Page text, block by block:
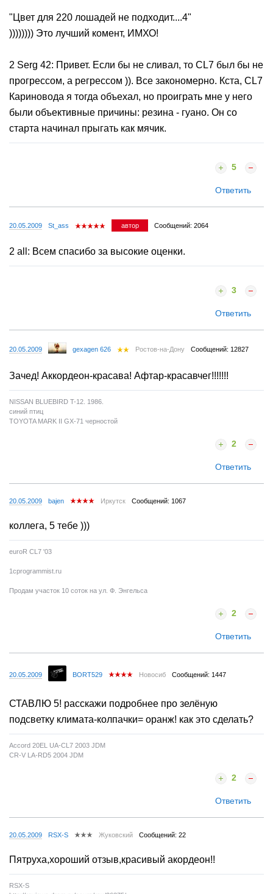
"Цвет для 220 лошадей не подходит....4"
)))))))) Это лучший комент, ИМХО!
2 Serg 42: Привет. Если бы не сливал, то CL7 был бы не
прогрессом, а регрессом )). Все закономерно. Кста, CL7
Кариновода я тогда объехал, но проиграть мне у него
были объективные причины: резина - гуано. Он со
старта начинал прыгать как мячик.
5
Ответить
20.05.2009 St_ass автор Сообщений: 2064
2 all: Всем спасибо за высокие оценки.
3
Ответить
20.05.2009 gexagen 626 Ростов-на-Дону Сообщений: 12827
Зачед! Аккордеон-красава! Афтар-красавчег!!!!!!!
NISSAN BLUEBIRD T-12. 1986.
синий птиц
TOYOTA MARK II GX-71 черностой
2
Ответить
20.05.2009 bajen Иркутск Сообщений: 1067
коллега, 5 тебе )))
euroR CL7 '03
1cprogrammist.ru
Продам участок 10 соток на ул. Ф. Энгельса
2
Ответить
20.05.2009 BORT529 Новосиб Сообщений: 1447
СТАВЛЮ 5! расскажи подробнее про зелёную
подсветку климата-колпачки= оранж! как это сделать?
Accord 20EL UA-CL7 2003 JDM
CR-V LA-RD5 2004 JDM
2
Ответить
20.05.2009 RSX-S Жуковский Сообщений: 22
Пятруха,хороший отзыв,красивый акордеон!!
RSX-S